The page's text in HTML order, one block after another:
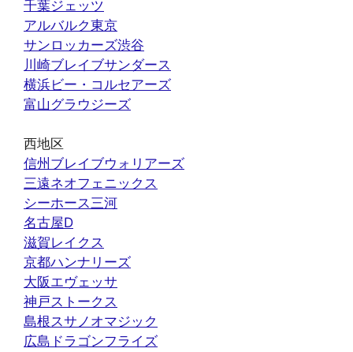
千葉ジェッツ
アルバルク東京
サンロッカーズ渋谷
川崎ブレイブサンダース
横浜ビー・コルセアーズ
富山グラウジーズ
西地区
信州ブレイブウォリアーズ
三遠ネオフェニックス
シーホース三河
名古屋D
滋賀レイクス
京都ハンナリーズ
大阪エヴェッサ
神戸ストークス
島根スサノオマジック
広島ドラゴンフライズ